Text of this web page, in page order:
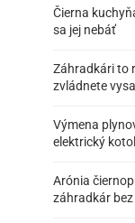
Čierna
sa jej nebáť
Záhradkári to
zvládnete
Výmena
elektrický
Arónia
záhradkár